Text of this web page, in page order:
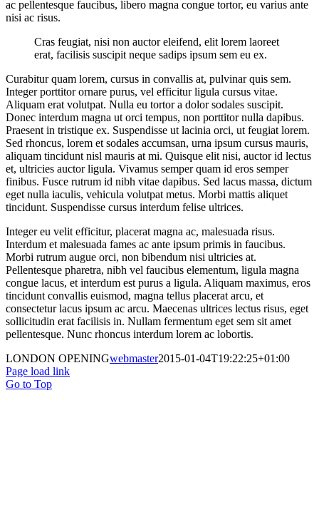
ac pellentesque faucibus, libero magna congue tortor, eu varius ante
nisi ac risus.
Cras feugiat, nisi non auctor eleifend, elit lorem laoreet
erat, facilisis suscipit neque sadips ipsum sem eu ex.
Curabitur quam lorem, cursus in convallis at, pulvinar quis sem.
Integer porttitor ornare purus, vel efficitur ligula cursus vitae.
Aliquam erat volutpat. Nulla eu tortor a dolor sodales suscipit.
Donec interdum magna ut orci tempus, non porttitor nulla dapibus.
Praesent in tristique ex. Suspendisse ut lacinia orci, ut feugiat lorem.
Sed rhoncus, lorem et sodales accumsan, urna ipsum cursus mauris,
aliquam tincidunt nisl mauris at mi. Quisque elit nisi, auctor id lectus
et, ultricies auctor ligula. Vivamus semper quam id eros semper
finibus. Fusce rutrum id nibh vitae dapibus. Sed lacus massa, dictum
eget nulla iaculis, vehicula volutpat metus. Morbi mattis aliquet
tincidunt. Suspendisse cursus interdum felise ultrices.
Integer eu velit efficitur, placerat magna ac, malesuada risus.
Interdum et malesuada fames ac ante ipsum primis in faucibus.
Morbi rutrum augue orci, non bibendum nisi ultricies at.
Pellentesque pharetra, nibh vel faucibus elementum, ligula magna
congue lacus, et interdum est purus a ligula. Aliquam maximus, eros
tincidunt convallis euismod, magna tellus placerat arcu, et
consectetur lacus ipsum ac arcu. Maecenas ultrices lectus risus, eget
sollicitudin erat facilisis in. Nullam fermentum eget sem sit amet
pellentesque. Nunc rhoncus interdum lorem ac lobortis.
LONDON OPENINGwebmaster2015-01-04T19:22:25+01:00
Page load link
Go to Top